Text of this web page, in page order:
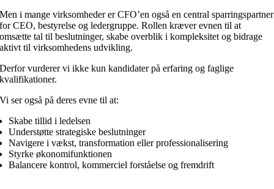
Men i mange virksomheder er CFO’en også en central sparringspartner
for CEO, bestyrelse og ledergruppe. Rollen kræver evnen til at
omsætte tal til beslutninger, skabe overblik i kompleksitet og bidrage
aktivt til virksomhedens udvikling.
Derfor vurderer vi ikke kun kandidater på erfaring og faglige
kvalifikationer.
Vi ser også på deres evne til at:
Skabe tillid i ledelsen
Understøtte strategiske beslutninger
Navigere i vækst, transformation eller professionalisering
Styrke økonomifunktionen
Balancere kontrol, kommerciel forståelse og fremdrift